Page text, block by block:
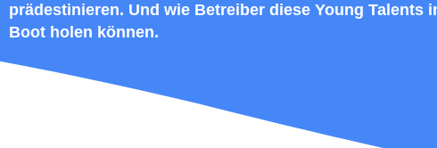
prädestinieren. Und wie Betreiber diese Young Talents
Boot holen können.